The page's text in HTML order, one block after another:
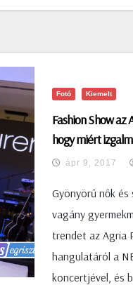
Fotó Kiemelt
Fashion Show
hogy miért
a télitől
ápr 9, 2017
Gyönyörű nők és
vagány
trendet az Agria
hangulatáról a
koncertjével, és